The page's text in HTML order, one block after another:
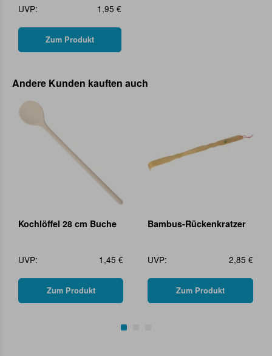
UVP:
1,95 €
Zum Produkt
Andere Kunden kauften auch
Kochlöffel 28 cm Buche
UVP: 1,45 €
Zum Produkt
Bambus-Rückenkratzer
UVP: 2,85 €
Zum Produkt